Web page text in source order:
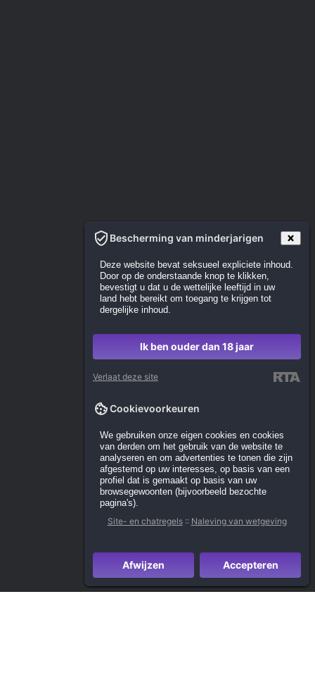
Bescherming van minderjarigen
Deze website bevat seksueel expliciete inhoud.
Door op de onderstaande knop te klikken,
bevestigt u dat u de wettelijke leeftijd in uw
land hebt bereikt om toegang te krijgen tot
dergelijke inhoud.
Ik ben ouder dan 18 jaar
Verlaat deze site
Cookievoorkeuren
We gebruiken onze eigen cookies en cookies
van derden om het gebruik van de website te
analyseren en om advertenties te tonen die zijn
afgestemd op uw interesses, op basis van een
profiel dat is gemaakt op basis van uw
browsegewoonten (bijvoorbeeld bezochte
pagina's).
Site- en chatregels:: Naleving van wetgeving
Afwijzen Accepteren